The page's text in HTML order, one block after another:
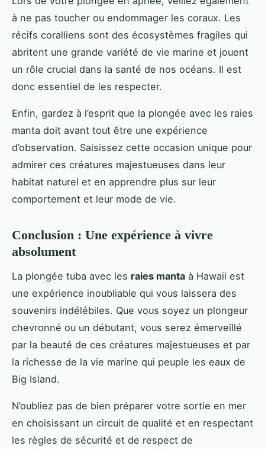
à ne pas toucher ou endommager les coraux. Les
récifs coralliens sont des écosystèmes fragiles qui
abritent une grande variété de vie marine et jouent
un rôle crucial dans la santé de nos océans. Il est
donc essentiel de les respecter.
Enfin, gardez à l’esprit que la plongée avec les raies
manta doit avant tout être une expérience
d’observation. Saisissez cette occasion unique pour
admirer ces créatures majestueuses dans leur
habitat naturel et en apprendre plus sur leur
comportement et leur mode de vie.
Conclusion : Une expérience à vivre
absolument
La plongée tuba avec les raies manta à Hawaii est
une expérience inoubliable qui vous laissera des
souvenirs indélébiles. Que vous soyez un plongeur
chevronné ou un débutant, vous serez émerveillé
par la beauté de ces créatures majestueuses et par
la richesse de la vie marine qui peuple les eaux de
Big Island.
N’oubliez pas de bien préparer votre sortie en mer
en choisissant un circuit de qualité et en respectant
les règles de sécurité et de respect de